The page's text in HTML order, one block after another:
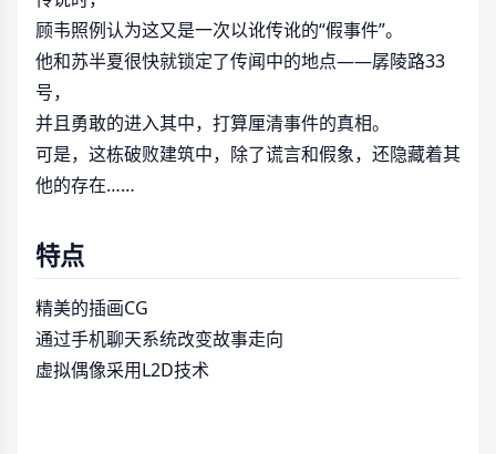
顾韦照例认为这又是一次以讹传讹的“假事件”。
他和苏半夏很快就锁定了传闻中的地点——孱陵路33
号，
并且勇敢的进入其中，打算厘清事件的真相。
可是，这栋破败建筑中，除了谎言和假象，还隐藏着其
他的存在……
特点
精美的插画CG
通过手机聊天系统改变故事走向
虚拟偶像采用L2D技术